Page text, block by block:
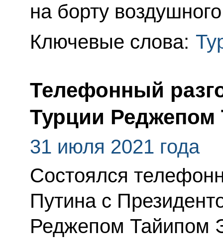
на борту
Ключевые слова:
Телефонный
Турции
31 июля 2021 года
Состоялся
Путина с
Реджепом Тайипом